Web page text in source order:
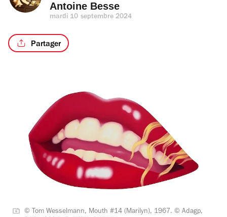
Antoine Besse
mardi 10 septembre 2024
Partager
© Tom Wesselmann, Mouth #14 (Marilyn), 1967. ©️ Adagp,